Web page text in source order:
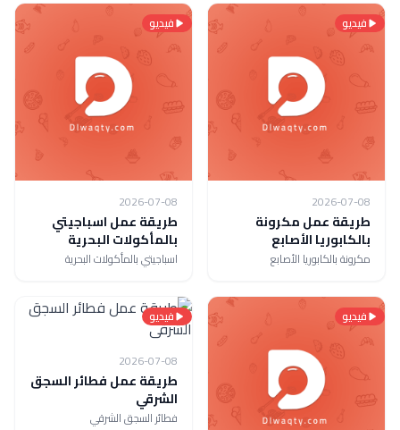
فيديو
2026-07-08
طريقة عمل مكرونة
بالكابوريا الأصابع
مكرونة بالكابوريا الأصابع
فيديو
2026-07-08
طريقة عمل اسباجيتي
بالمأكولات البحرية
اسباجيتي بالمأكولات البحرية
فيديو فيديو
2026-07-08
طريقة عمل فطائر السجق
الشرقي
فطائر السجق الشرقي